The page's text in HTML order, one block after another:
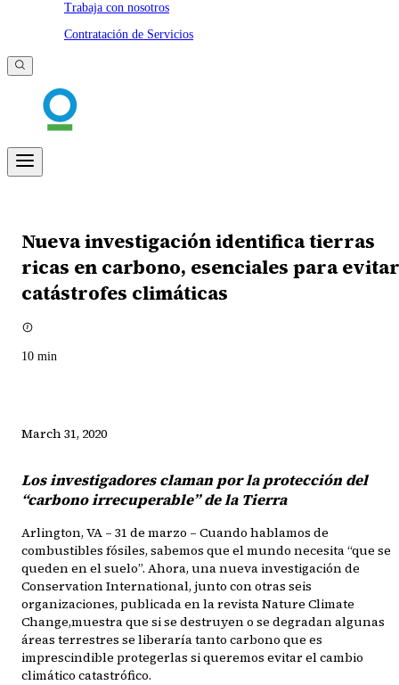
Trabaja con nosotros
Contratación de Servicios
Nueva investigación identifica tierras
ricas en carbono, esenciales para evitar
catástrofes climáticas
10 min
March 31, 2020
Los investigadores claman por la protección del
“carbono irrecuperable” de la Tierra
Arlington, VA – 31 de marzo – Cuando hablamos de
combustibles fósiles, sabemos que el mundo necesita “que se
queden en el suelo”. Ahora, una nueva investigación de
Conservation International, junto con otras seis
organizaciones, publicada en la revista Nature Climate
Change,muestra que si se destruyen o se degradan algunas
áreas terrestres se liberaría tanto carbono que es
imprescindible protegerlas si queremos evitar el cambio
climático catastrófico.